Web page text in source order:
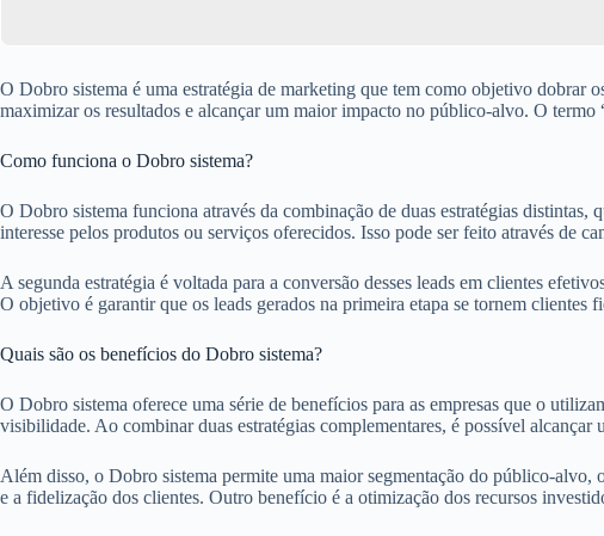
O Dobro sistema é uma estratégia de marketing que tem como objetivo dobrar
maximizar os resultados e alcançar um maior impacto no público-alvo. O
Como funciona o Dobro sistema?
O Dobro sistema funciona através da combinação de duas estratégias
interesse pelos produtos ou serviços oferecidos. Isso pode ser feito através de
A segunda estratégia é voltada para a conversão desses leads em clientes
O objetivo é garantir que os leads gerados na primeira etapa se tornem clientes
Quais são os benefícios do Dobro sistema?
O Dobro sistema oferece uma série de benefícios para as empresas que o
visibilidade. Ao combinar duas estratégias complementares, é possível
Além disso, o Dobro sistema permite uma maior segmentação do público-alvo,
e a fidelização dos clientes. Outro benefício é a otimização dos recursos